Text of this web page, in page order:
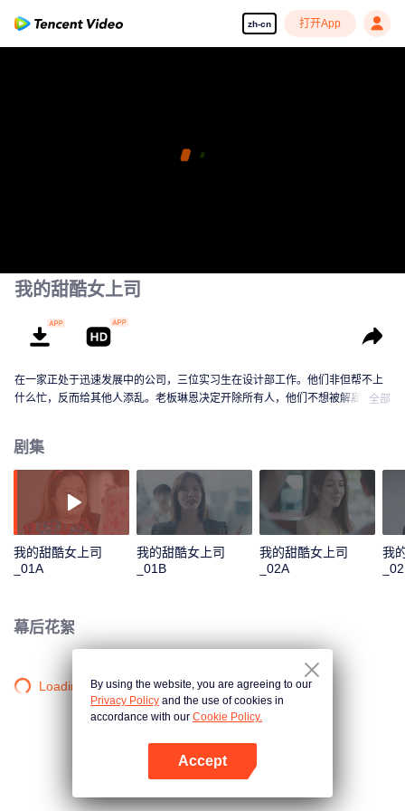
zh-cn 打开App
我的甜酷女上司
在一家正处于迅速发展中的公司，三位实习生在设计部工作。他们非但帮不上
什么忙，反而给其他人添乱。老板琳恩决定开除所有人，他们不想被解雇，希
的过去，但同时会让自己的心脏受损。只有在触碰琳恩时，雷伊不会感觉到疼
痛，因此他对她更感兴趣了。在琳恩需要帮助和支持的时候，雷伊一直都在，
这也使得她在雷伊身边更放松。自毁事业的琳恩参加了一场设计师比赛，她希
望自己能获胜，拒绝了雷伊的帮助。但在和雷伊的阿姨交谈后，琳恩才明白她
的胜利是为何而来，她决定向雷伊道歉，而雷伊则向琳恩勇敢地告白了。
全部
剧集
我的甜酷女上司
_01A
我的甜酷女上司
_01B
我的甜酷女上司
_02A
我
幕后花絮
Loading…By using the website, you are agreeing to our
Privacy Policy and the use of cookies in
accordance with our Cookie Policy.
Accept